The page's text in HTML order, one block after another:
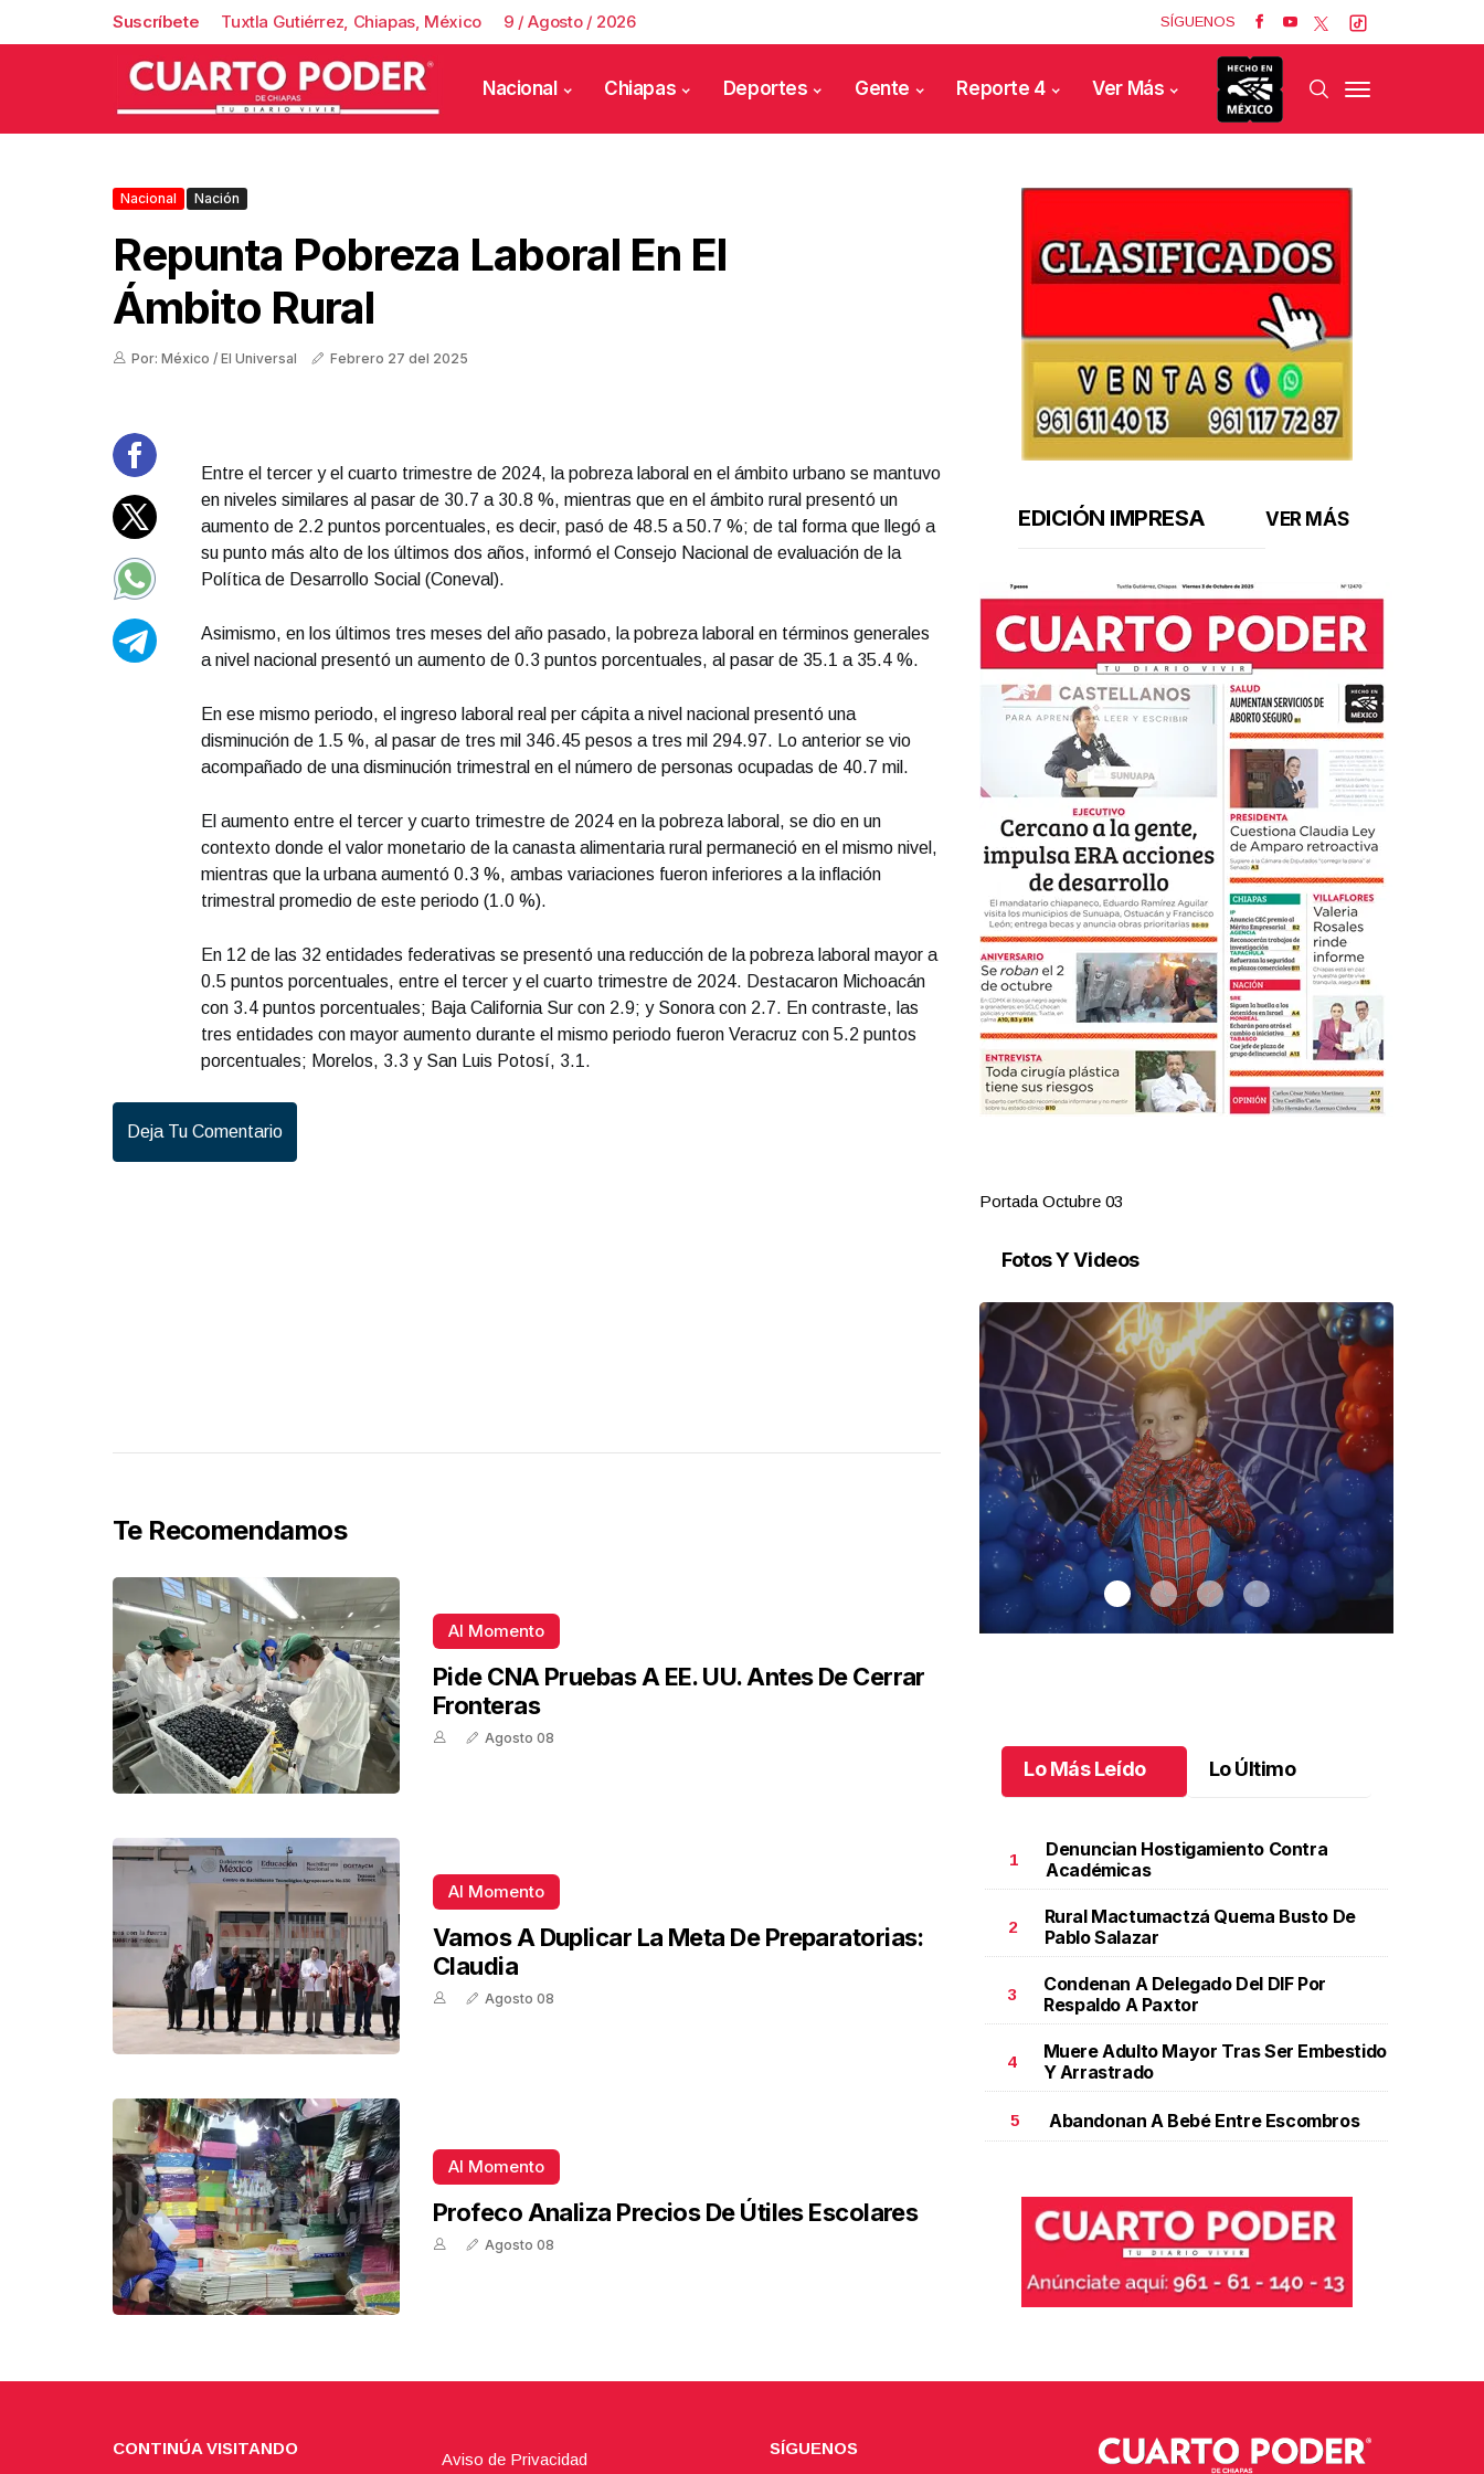
Suscríbete Tuxtla Gutiérrez, Chiapas, México 9 / Agosto / 2026 SÍGUENOS
Nacional Chiapas Deportes Gente Reporte 4 Ver Más
Nacional Nación
Repunta Pobreza Laboral En El
Ámbito Rural
Por: México / El Universal Febrero 27 del 2025
Entre el tercer y el cuarto trimestre de 2024, la pobreza laboral en el ámbito urbano se mantuvo
en niveles similares al pasar de 30.7 a 30.8 %, mientras que en el ámbito rural presentó un
aumento de 2.2 puntos porcentuales, es decir, pasó de 48.5 a 50.7 %; de tal forma que llegó a
su punto más alto de los últimos dos años, informó el Consejo Nacional de evaluación de la
Política de Desarrollo Social (Coneval).
Asimismo, en los últimos tres meses del año pasado, la pobreza laboral en términos generales
a nivel nacional presentó un aumento de 0.3 puntos porcentuales, al pasar de 35.1 a 35.4 %.
En ese mismo periodo, el ingreso laboral real per cápita a nivel nacional presentó una
disminución de 1.5 %, al pasar de tres mil 346.45 pesos a tres mil 294.97. Lo anterior se vio
acompañado de una disminución trimestral en el número de personas ocupadas de 40.7 mil.
El aumento entre el tercer y cuarto trimestre de 2024 en la pobreza laboral, se dio en un
contexto donde el valor monetario de la canasta alimentaria rural permaneció en el mismo nivel,
mientras que la urbana aumentó 0.3 %, ambas variaciones fueron inferiores a la inflación
trimestral promedio de este periodo (1.0 %).
En 12 de las 32 entidades federativas se presentó una reducción de la pobreza laboral mayor a
0.5 puntos porcentuales, entre el tercer y el cuarto trimestre de 2024. Destacaron Michoacán
con 3.4 puntos porcentuales; Baja California Sur con 2.9; y Sonora con 2.7. En contraste, las
tres entidades con mayor aumento durante el mismo periodo fueron Veracruz con 5.2 puntos
porcentuales; Morelos, 3.3 y San Luis Potosí, 3.1.
Deja Tu Comentario
Te Recomendamos
Al Momento
Pide CNA Pruebas A EE. UU. Antes De Cerrar
Fronteras
Agosto 08
Al Momento
Vamos A Duplicar La Meta De Preparatorias:
Claudia
Agosto 08
Al Momento
Profeco Analiza Precios De Útiles Escolares
Agosto 08
EDICIÓN IMPRESA VER MÁS
Portada Octubre 03
Fotos Y Videos
Mercado y Mauricio Lozada.Entrevista con Heriberto
Santiago cumplió 3 años.Santiago cumplió 3 años
Octubre 03 l
Lo Más Leído Lo Último
1
Denuncian Hostigamiento Contra
Académicas
2
Rural Mactumactzá Quema Busto De
Pablo Salazar
3
Condenan A Delegado Del DIF Por
Respaldo A Paxtor
4
Muere Adulto Mayor Tras Ser Embestido
Y Arrastrado
5 Abandonan A Bebé Entre Escombros
CONTINÚA VISITANDO
Aviso de Privacidad
SÍGUENOS